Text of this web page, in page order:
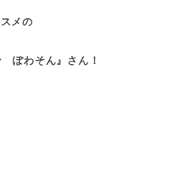
メの
ぽわそん』さん！